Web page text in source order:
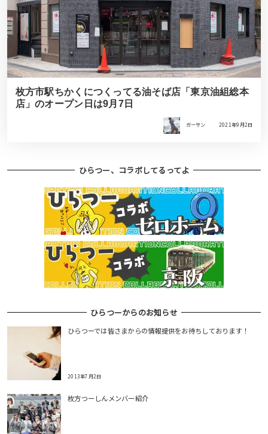
枚方市駅ちかくにつくってる油そば店「東京油組総本
店」のオープン日は9月7日
ガーサン 2021年9月2日
ひらつー、コラボしてるってよ
ひらつーからのお知らせ
ひらつーでは皆さまからの情報提供をお待ちしております！
2013年7月2日
枚方つーしんメンバー紹介